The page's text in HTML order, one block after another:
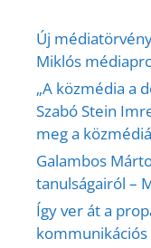
Új
Miklós
„A közmédia a
Szabó Stein
meg a
Galambos
tanulságairól –
Így ver át a